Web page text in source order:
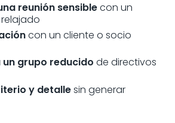
reunión sensiblecon un
con un cliente o socio
un grupo reducido de directivos
y detallesin generar